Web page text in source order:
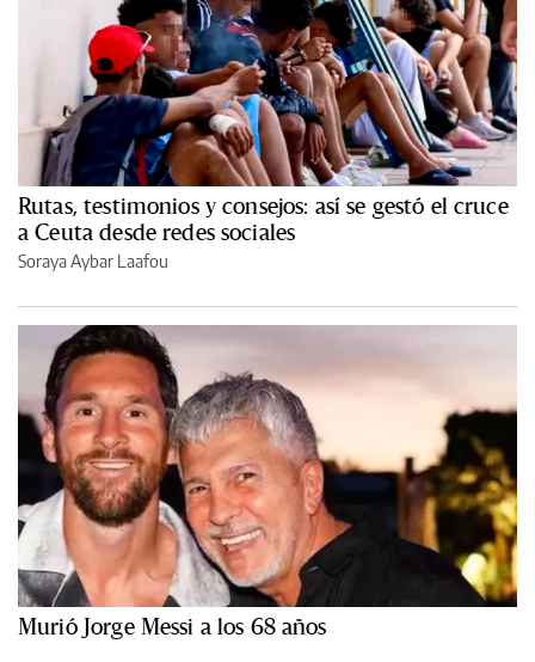
Rutas, testimonios y consejos: así se gestó el cruce
a Ceuta desde redes sociales
Soraya Aybar Laafou
Murió Jorge Messi a los 68 años